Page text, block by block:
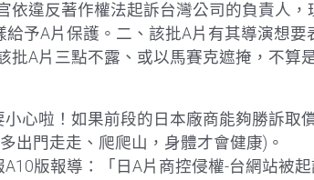
依違反著作權法起訴台灣公司的負責人
給予A片保護。二、該批A片有其導演想
批A片三點不露、或以馬賽克遮掩，不算
心啦！如果前段的日本廠商能夠勝訴取
出門走走、爬爬山，身體才會健康)。
版報導：「日A片商控侵權-台網站被起